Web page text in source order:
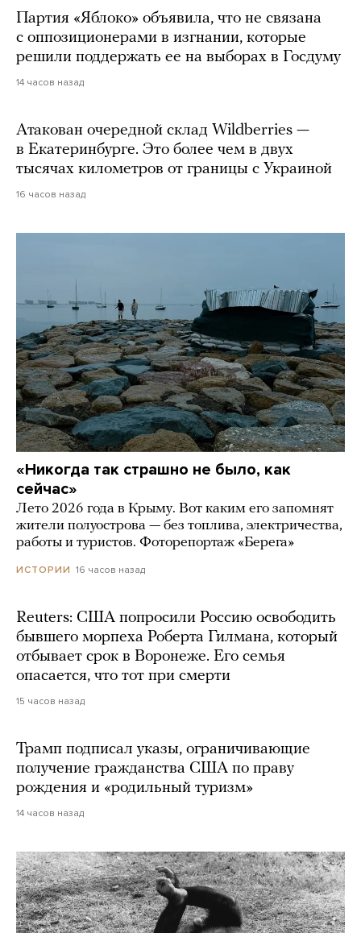
Партия «Яблоко» объявила, что не связана
с оппозиционерами в изгнании, которые
решили поддержать ее на выборах в Госдуму
14 часов назад
Атакован очередной склад Wildberries —
в Екатеринбурге. Это более чем в двух
тысячах километров от границы с Украиной
16 часов назад
«Никогда так страшно не было, как
сейчас»
Лето 2026 года в Крыму. Вот каким его запомнят
жители полуострова — без топлива, электричества,
работы и туристов. Фоторепортаж «Берега»
ИСТОРИИ 16 часов назад
Reuters: США попросили Россию освободить
бывшего морпеха Роберта Гилмана, который
отбывает срок в Воронеже. Его семья
опасается, что тот при смерти
15 часов назад
Трамп подписал указы, ограничивающие
получение гражданства США по праву
рождения и «родильный туризм»
14 часов назад